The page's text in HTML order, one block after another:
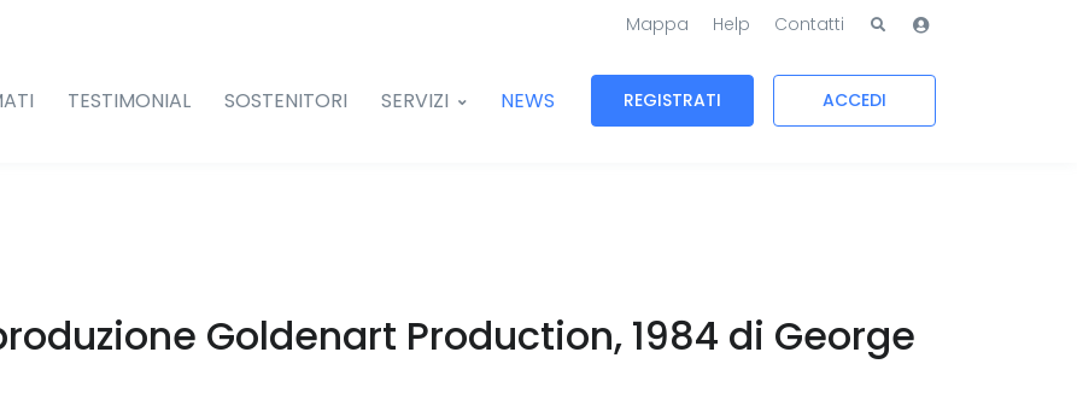
Mappa Help Contatti
TESTIMONIAL SOSTENITORI SERVIZI NEWS REGISTRATI ACCEDI
Goldenart Production, 1984 di George